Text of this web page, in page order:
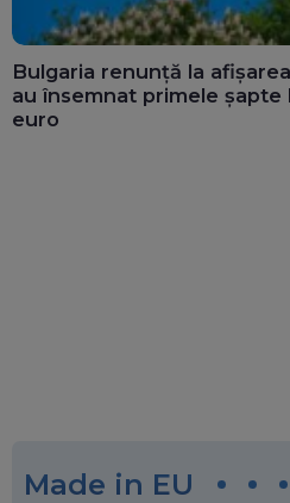
Bulgaria renunță la
au însemnat primele șapte
euro
Made in EU